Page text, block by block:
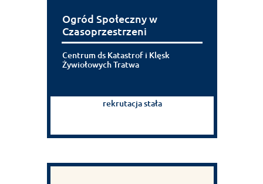
Ogród Społeczny w
Czasoprzestrzeni
Centrum ds Katastrof i Klęsk
Żywiołowych Tratwa
rekrutacja stała